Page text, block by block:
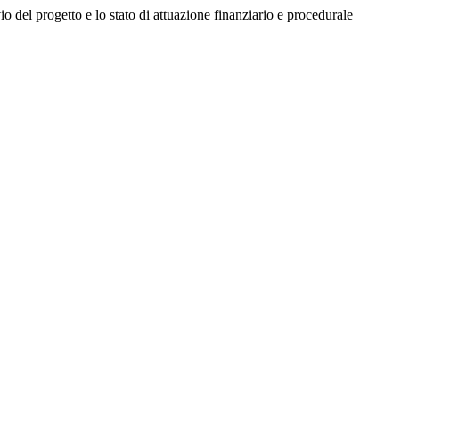
del progetto e lo stato di attuazione finanziario e procedurale